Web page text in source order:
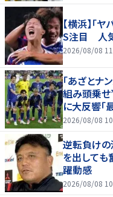
【横浜】「
S注目 人気
2026/08/08
｢あざとナ
組み頭乗せ
に大反響｢
る！」
2026/08/08
逆転負け
を出して
躍動感
2026/08/08